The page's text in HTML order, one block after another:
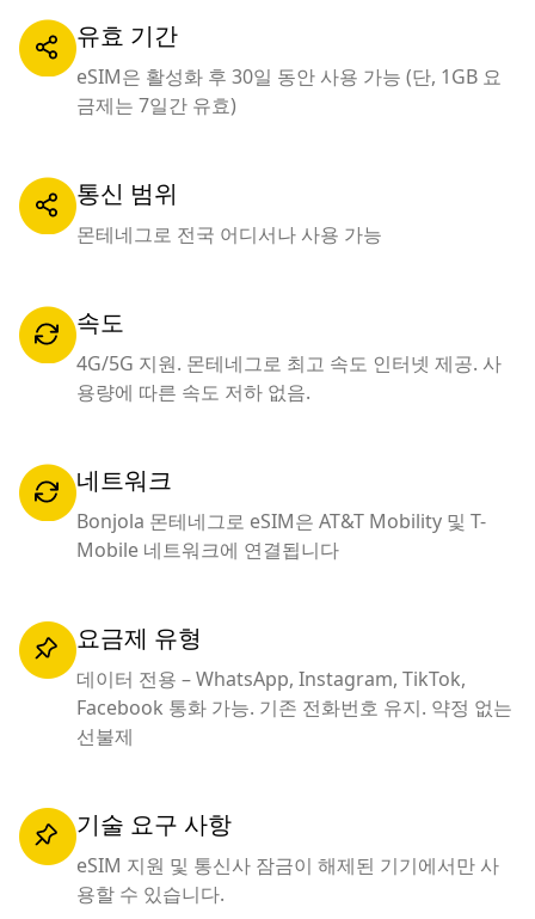
유효 기간
eSIM은 활성화 후 30일 동안 사용 가능 (단, 1GB 요
금제는 7일간 유효)
통신 범위
몬테네그로 전국 어디서나 사용 가능
속도
4G/5G 지원. 몬테네그로 최고 속도 인터넷 제공. 사
용량에 따른 속도 저하 없음.
네트워크
Bonjola 몬테네그로 eSIM은 AT&T Mobility 및 T-
Mobile 네트워크에 연결됩니다
요금제 유형
데이터 전용 – WhatsApp, Instagram, TikTok,
Facebook 통화 가능. 기존 전화번호 유지. 약정 없는
선불제
기술 요구 사항
eSIM 지원 및 통신사 잠금이 해제된 기기에서만 사
용할 수 있습니다.